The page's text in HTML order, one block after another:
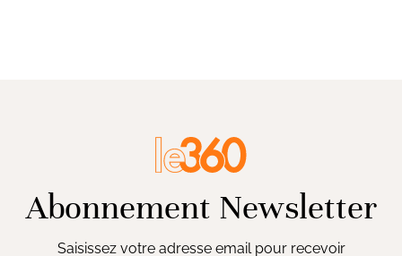
Abonnement Newsletter
Saisissez votre adresse email pour recevoir